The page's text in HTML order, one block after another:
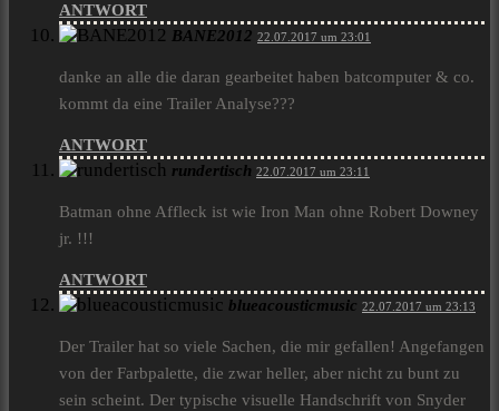
ANTWORT
BANE2012 22.07.2017 um 23:01
danke an alle die daran gearbeitet haben batcomputer & co.
kommt da eine Trailer Analyse???
ANTWORT
rundertisch 22.07.2017 um 23:11
Batman ohne Affleck ist wie Iron Man ohne Robert Downey
jr. !!!
ANTWORT
blueacousticmusic 22.07.2017 um 23:13
Der Trailer hat so viele Sachen, die mir gefallen! Angefangen
von der Farbpalette, die zwar heller, aber nicht zu bunt zu
sein scheint. Der typische visuelle Handschrift von Snyder